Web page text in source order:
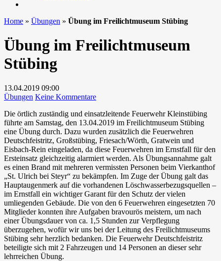
Home » Übungen » Übung im Freilichtmuseum Stübing
Übung im Freilichtmuseum
Stübing
13.04.2019 09:00
Übungen Keine Kommentarezu
im
Freilichtmuseum
Stübing
Die örtlich zuständig und einsatzleitende Feuerwehr Kleinstübing
führte am Samstag, den 13.04.2019 im Freilichtmuseum Stübing
eine Übung durch. Dazu wurden zusätzlich die Feuerwehren
Deutschfeistritz, Großstübing, Friesach/Wörth, Gratwein und
Eisbach-Rein eingeladen, da diese Feuerwehren im Ernstfall für den
Ersteinsatz gleichzeitig alarmiert werden. Als Übungsannahme galt
es einen Brand mit mehreren vermissten Personen beim Vierkanthof
„St. Ulrich bei Steyr“ zu bekämpfen. Im Zuge der Übung galt das
Hauptaugenmerk auf die vorhandenen Löschwasserbezugsquellen –
im Ernstfall ein wichtiger Garant für den Schutz der vielen
umliegenden Gebäude. Die von den 6 Feuerwehren eingesetzten 70
Mitglieder konnten ihre Aufgaben bravourös meistern, um nach
einer Übungsdauer von ca. 1,5 Stunden zur Verpflegung
überzugehen, wofür wir uns bei der Leitung des Freilichtmuseums
Stübing sehr herzlich bedanken. Die Feuerwehr Deutschfeistritz
beteiligte sich mit 2 Fahrzeugen und 14 Personen an dieser sehr
lehrreichen Übung.